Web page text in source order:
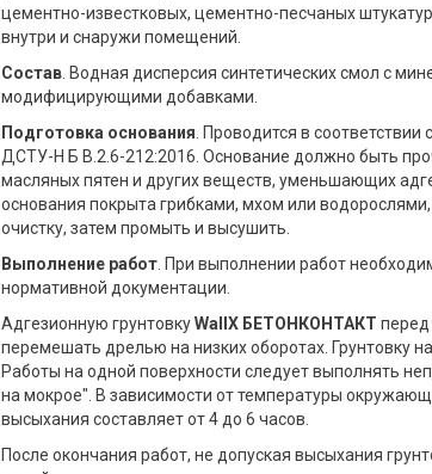
цементно-известковых, цементно-песчаных
внутри и снаружи помещений.
Состав. Водная дисперсия синтетических смол с
модифицирующими добавками.
Подготовка основания . Проводится в
ДСТУ-Н Б В.2.6-212:2016. Основание должно быть
масляных пятен и других веществ, уменьшающих
основания покрыта грибками, мхом или
очистку, затем промыть и высушить.
Выполнение работ. При выполнении работ
нормативной документации.
Адгезионную грунтовкуWallX БЕТОНКОНТАКТ
перемешать дрелью на низких оборотах. Грунтовку
Работы на одной поверхности следует выполнять
на мокрое". В зависимости от температуры
высыхания составляет от 4 до 6 часов.
После окончания работ, не допуская высыхания